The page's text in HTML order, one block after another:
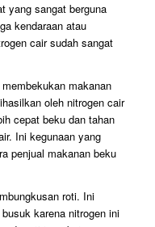
yang sangat berguna
kendaraan atau
cair sudah sangat
makanan
oleh nitrogen cair
cepat beku dan tahan
Ini kegunaan yang
penjual makanan beku
roti. Ini
karena nitrogen ini